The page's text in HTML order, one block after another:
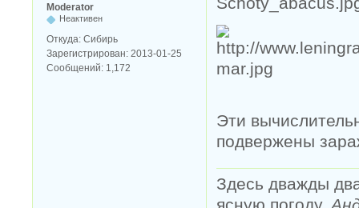
Moderator
Неактивен
Откуда: Сибирь
Зарегистрирован: 2013-01-25
Сообщений: 1,172
Эти
подвержены
Здесь дважды